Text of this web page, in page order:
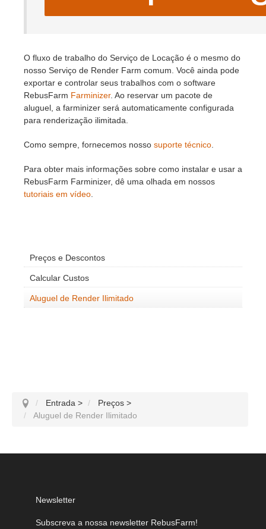
O fluxo de trabalho do Serviço de Locação é o mesmo do
nosso Serviço de Render Farm comum. Você ainda pode
exportar e controlar seus trabalhos com o software
RebusFarm Farminizer. Ao reservar um pacote de
aluguel, a farminizer será automaticamente configurada
para renderização ilimitada.
Como sempre, fornecemos nosso suporte técnico
Para obter mais informações sobre como instalar e usar a
RebusFarm Farminizer, dê uma olhada em nossos
tutoriais em vídeo
Preços e Descontos
Calcular Custos
Aluguel de Render Ilimitado
Entrada > Preços >
Aluguel de Render Ilimitado
Newsletter
Subscreva a nossa newsletter RebusFarm!